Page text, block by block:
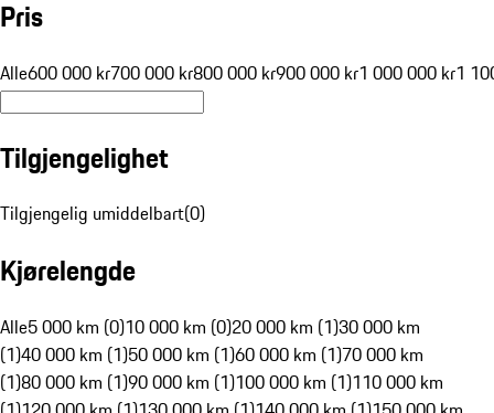
Pris
Alle600 000 kr700 000 kr800 000 kr900 000 kr1 000 000 kr1
Tilgjengelighet
Tilgjengelig umiddelbart(0)
Kjørelengde
Alle5 000 km (0)10 000 km (0)20 000 km (1)30 000 km
(1)40 000 km (1)50 000 km (1)60 000 km (1)70 000 km
(1)80 000 km (1)90 000 km (1)100 000 km (1)110 000 km